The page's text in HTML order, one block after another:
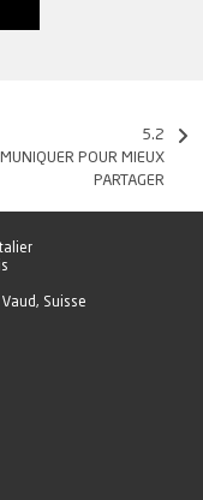
5.2
POUR MIEUX
PARTAGER
Suisse